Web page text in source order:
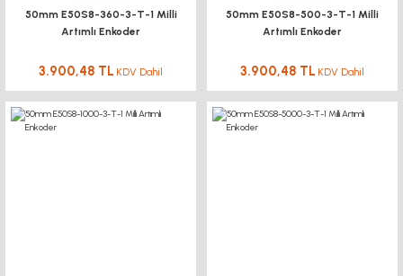
50mm E50S8-360-3-T-1 Milli
Artımlı Enkoder
3.900,48 TL KDV Dahil
50mm E50S8-500-3-T-1 Milli
Artımlı Enkoder
3.900,48 TL KDV Dahil